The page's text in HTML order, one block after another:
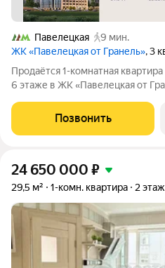
Павелецкая
9 мин.
ЖК «Павелецкая от Гранель», 3
Продаётся 1-комнатная
6 этаже в ЖК «Павелецкая от
односторонняя, окна во двор.
бизнес-класса в
Позвонить
24 650 000 ₽
29,5 м² 1-комн. квартира 2 этаж